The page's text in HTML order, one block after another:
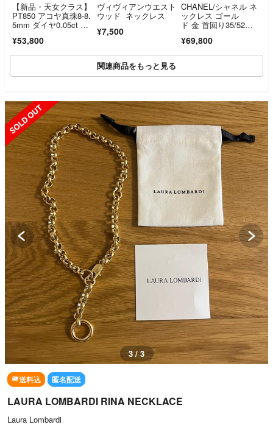
【新品・天女クラス】
PT850 アコヤ真珠8-8.
5mm ダイヤ0.05ct ネ
ル 冠婚葬祭
¥53,800
ヴィヴィアンウエスト
ウッド ネックレス
¥7,500
CHANEL/シャネル ネ
ックレス ゴール
ド 金 首回り35/52
¥69,800
関連商品をもっと見る
SOLD OUT
3 / 3
送料込 匿名配送
LAURA LOMBARDI RINA NECKLACE
Laura Lombardi